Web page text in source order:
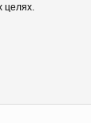
целях.